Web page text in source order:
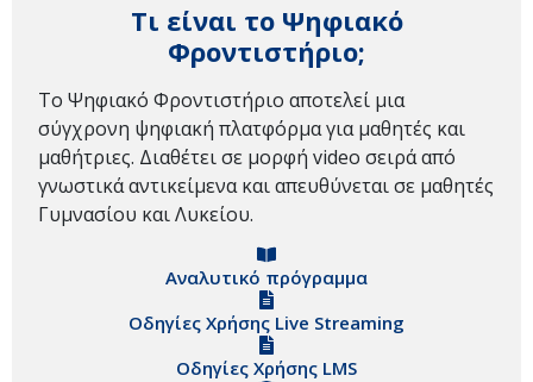
Τι είναι το Ψηφιακό
Φροντιστήριο;
Το Ψηφιακό Φροντιστήριο αποτελεί μια
σύγχρονη ψηφιακή πλατφόρμα για μαθητές και
μαθήτριες. Διαθέτει σε μορφή video σειρά από
γνωστικά αντικείμενα και απευθύνεται σε μαθητές
Γυμνασίου και Λυκείου.
Αναλυτικό πρόγραμμα
Οδηγίες Χρήσης Live Streaming
Οδηγίες Χρήσης LMS